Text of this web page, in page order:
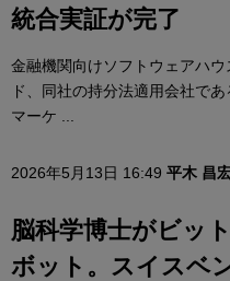
統合実証が完了
金融機関向けソフトウェアハ
ド、同社の持分法適用会社で
マーケ ...
2026年5月13日 16:49 平木 昌
脳科学博士がビッ
ボット。スイスベ